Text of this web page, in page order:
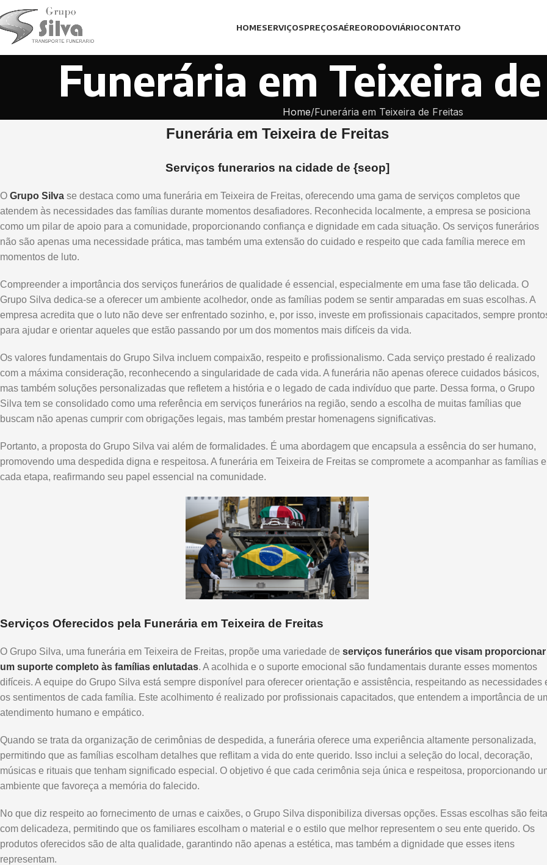
HOMESERVIÇOSPREÇOSAÉREORODOVIÁRIOCONTATO
Funerária em Teixeira
Home Funerária em Teixeira de Freitas
Funerária em Teixeira de Freitas
Serviços funerarios na cidade de {seop]
O Grupo Silva se destaca como uma funerária em Teixeira de Freitas, oferecendo uma gama de serviços completos que
atendem às necessidades das famílias durante momentos desafiadores. Reconhecida localmente, a empresa se posiciona
como um pilar de apoio para a comunidade, proporcionando confiança e dignidade em cada situação. Os serviços funerários
não são apenas uma necessidade prática, mas também uma extensão do cuidado e respeito que cada família merece em
momentos de luto.
Compreender a importância dos serviços funerários de qualidade é essencial, especialmente em uma fase tão delicada. O
Grupo Silva dedica-se a oferecer um ambiente acolhedor, onde as famílias podem se sentir amparadas em suas escolhas. A
empresa acredita que o luto não deve ser enfrentado sozinho, e, por isso, investe em profissionais capacitados, sempre
para ajudar e orientar aqueles que estão passando por um dos momentos mais difíceis da vida.
Os valores fundamentais do Grupo Silva incluem compaixão, respeito e profissionalismo. Cada serviço prestado é realizado
com a máxima consideração, reconhecendo a singularidade de cada vida. A funerária não apenas oferece cuidados básicos,
mas também soluções personalizadas que refletem a história e o legado de cada indivíduo que parte. Dessa forma, o Grupo
Silva tem se consolidado como uma referência em serviços funerários na região, sendo a escolha de muitas famílias que
buscam não apenas cumprir com obrigações legais, mas também prestar homenagens significativas.
Portanto, a proposta do Grupo Silva vai além de formalidades. É uma abordagem que encapsula a essência do ser humano,
promovendo uma despedida digna e respeitosa. A funerária em Teixeira de Freitas se compromete a acompanhar as famílias
cada etapa, reafirmando seu papel essencial na comunidade.
Serviços Oferecidos pela Funerária em Teixeira de Freitas
O Grupo Silva, uma funerária em Teixeira de Freitas, propõe uma variedade de serviços funerários que visam proporcionar
um suporte completo às famílias enlutadas. A acolhida e o suporte emocional são fundamentais durante esses momentos
difíceis. A equipe do Grupo Silva está sempre disponível para oferecer orientação e assistência, respeitando as necessidades
os sentimentos de cada família. Este acolhimento é realizado por profissionais capacitados, que entendem a importância de
atendimento humano e empático.
Quando se trata da organização de cerimônias de despedida, a funerária oferece uma experiência altamente personalizada,
permitindo que as famílias escolham detalhes que reflitam a vida do ente querido. Isso inclui a seleção do local, decoração,
músicas e rituais que tenham significado especial. O objetivo é que cada cerimônia seja única e respeitosa, proporcionando
ambiente que favoreça a memória do falecido.
No que diz respeito ao fornecimento de urnas e caixões, o Grupo Silva disponibiliza diversas opções. Essas escolhas são
com delicadeza, permitindo que os familiares escolham o material e o estilo que melhor representem o seu ente querido. Os
produtos oferecidos são de alta qualidade, garantindo não apenas a estética, mas também a dignidade que esses itens
representam.